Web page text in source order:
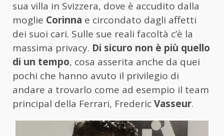
sua villa in Svizzera, dove è accudito dalla
moglie Corinna e circondato dagli affetti
dei suoi cari. Sulle sue reali facoltà c’è la
massima privacy. Di sicuro non è più quello
di un tempo, cosa asserita anche da quei
pochi che hanno avuto il privilegio di
andare a trovarlo come ad esempio il team
principal della Ferrari, FredericVasseur.